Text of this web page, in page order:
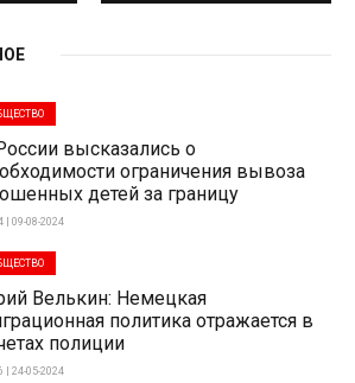
высказались о
ограничения вывоза
детей за границу
| 09-08-2024
Велькин: Немецкая
политика отражается в
полиции
| 24-05-2024